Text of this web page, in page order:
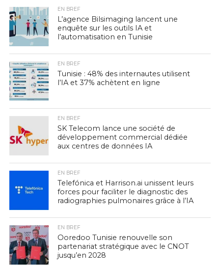
EN BREF
L’agence Bilsimaging lancent une
enquête sur les outils IA et
l’automatisation en Tunisie
EN BREF
Tunisie : 48% des internautes utilisent
l’IA et 37% achètent en ligne
EN BREF
SK Telecom lance une société de
développement commercial dédiée
aux centres de données IA
EN BREF
Telefónica et Harrison.ai unissent leurs
forces pour faciliter le diagnostic des
radiographies pulmonaires grâce à l’IA
EN BREF
Ooredoo Tunisie renouvelle son
partenariat stratégique avec le CNOT
jusqu’en 2028